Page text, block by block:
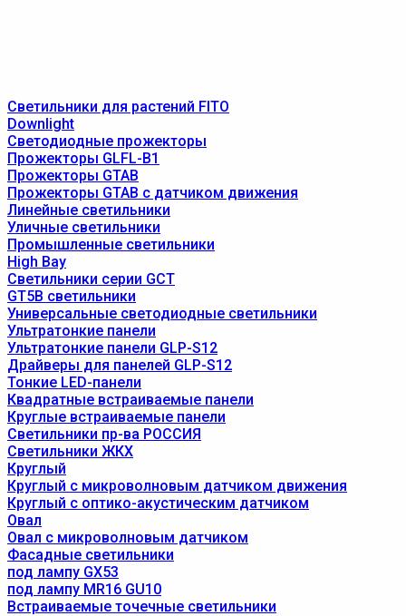
Светильники для растений FITO
Downlight
Светодиодные прожекторы
Прожекторы GLFL-B1
Прожекторы GTAB
Прожекторы GTAB с датчиком движения
Линейные светильники
Уличные светильники
Промышленные светильники
High Bay
Светильники серии GCT
GT5B светильники
Универсальные светодиодные светильники
Ультратонкие панели
Ультратонкие панели GLP-S12
Драйверы для панелей GLP-S12
Тонкие LED-панели
Квадратные встраиваемые панели
Круглые встраиваемые панели
Светильники пр-ва РОССИЯ
Светильники ЖКХ
Круглый
Круглый с микроволновым датчиком движения
Круглый с оптико-акустическим датчиком
Овал
Овал с микроволновым датчиком
Фасадные светильники
под лампу GX53
под лампу MR16 GU10
Встраиваемые точечные светильники